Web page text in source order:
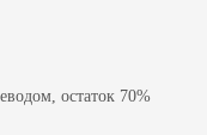
остаток 70%